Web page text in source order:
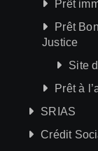
Prêt
Prêt
Justice
Site
Prêt à
SRIAS
Crédit